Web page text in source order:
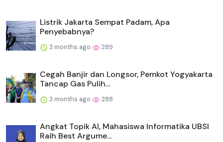
Listrik Jakarta Sempat Padam, Apa
Penyebabnya?
3 months ago 289
Cegah Banjir dan Longsor, Pemkot Yogyakarta
Tancap Gas Pulih...
3 months ago 288
Angkat Topik AI, Mahasiswa Informatika UBSI
Raih Best Argume...